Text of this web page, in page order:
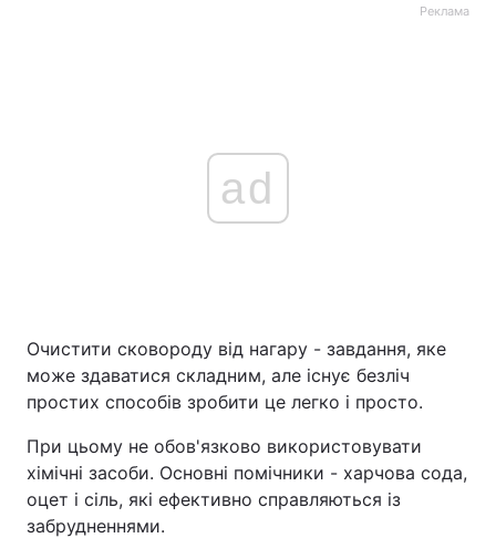
Реклама
ad
Очистити сковороду від нагару - завдання, яке
може здаватися складним, але існує безліч
простих способів зробити це легко і просто.
При цьому не обов'язково використовувати
хімічні засоби. Основні помічники - харчова сода,
оцет і сіль, які ефективно справляються із
забрудненнями.